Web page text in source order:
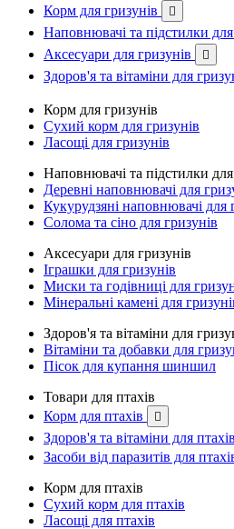
Корм для гризунів

Наповнювачі та підстилки для
Аксесуари для гризунів 
Здоров'я та вітаміни для
Корм для гризунів
Сухий корм для гризунів
Ласощі для гризунів
Наповнювачі та підстилки для
Деревні наповнювачі для
Кукурудзяні наповнювачі для
Солома та сіно для гризунів
Аксесуари для гризунів
Іграшки для гризунів
Миски та годівниці для
Мінеральні камені для
Здоров'я та вітаміни для
Вітаміни та добавки для
Пісок для купання шиншил
Товари для птахів
Корм для птахів

Здоров'я та вітаміни для птахів
Засоби від паразитів для
Корм для птахів
Сухий корм для птахів
Ласощі для птахів